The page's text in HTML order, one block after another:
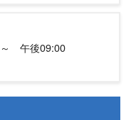
午後09:00